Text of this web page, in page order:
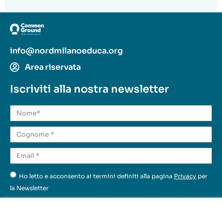
info@nordmilanoeduca.org
Area riservata
Iscriviti alla nostra newsletter
Ho letto e acconsento ai termini definiti alla pagina Privacy per
la Newsletter